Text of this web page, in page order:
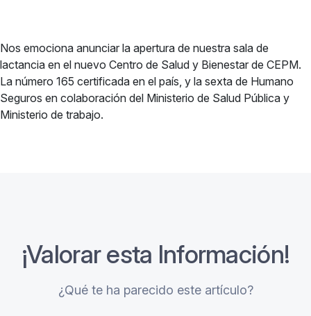
Nos emociona anunciar la apertura de nuestra sala de
lactancia en el nuevo Centro de Salud y Bienestar de CEPM.
La número 165 certificada en el país, y la sexta de Humano
Seguros en colaboración del Ministerio de Salud Pública y
Ministerio de trabajo.
¡Valorar esta Información!
¿Qué te ha parecido este artículo?